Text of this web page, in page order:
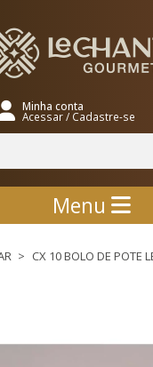
Minha conta
Acessar/ Cadastre-se
Menu
CX 10 BOLO DE POTE